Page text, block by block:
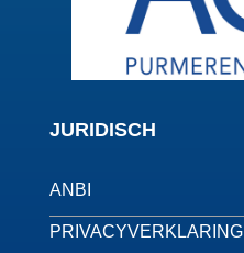
JURIDISCH
ANBI
PRIVACYVERKLARING